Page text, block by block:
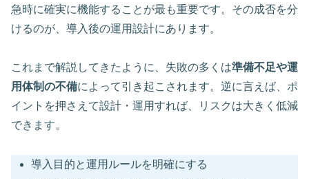
急時に確実に機能することが最も重要です。その成否を分
けるのが、導入後の運用設計にあります。
これまで解説してきたように、失敗の多くは準備不足や運
用体制の不備によって引き起こされます。逆に言えば、ポ
イントを押さえて設計・運用すれば、リスクは大きく低減
できます。
導入目的と運用ルールを明確にする